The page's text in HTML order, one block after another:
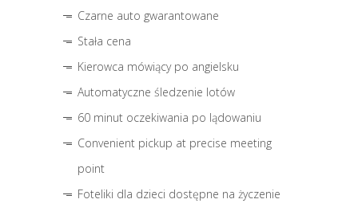
Czarne auto gwarantowane
Stała cena
Kierowca mówiący po angielsku
Automatyczne śledzenie lotów
60 minut oczekiwania po lądowaniu
Convenient pickup at precise meeting
point
Foteliki dla dzieci dostępne na życzenie